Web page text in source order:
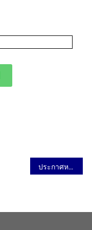
ประกาศหลักเกณฑ์และอัตราการให้ทุนสนับสนุนการเผยแพร่ผลงานและนำเสนอผลงานวิจัย สำหรับนักศึกษาหลักสูตรวิทยาศาสตรมหาบัณฑิตและหลักสูตรปรัชญาดุษฎีบัณฑิต สาขาวิชาวิทยาศาสตร์และเทคโนโลยีศึกษา (หลักสูตรนานาชาติ) ประจำปีงบประมาณ พ.ศ. 2569